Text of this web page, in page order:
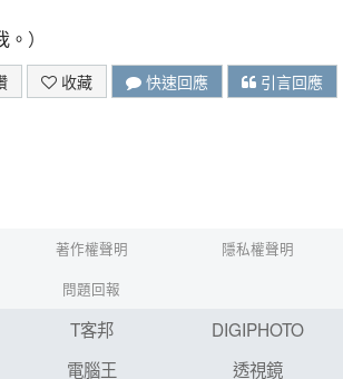
。 ）
收藏 快速回應 引言回應
著作權聲明
隱私權聲明
問題回報
T客邦
DIGIPHOTO
電腦王 透視鏡